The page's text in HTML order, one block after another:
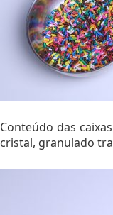
Conteúdo das
cristal, granulado